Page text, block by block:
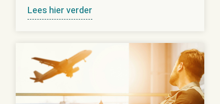
Lees hier verder